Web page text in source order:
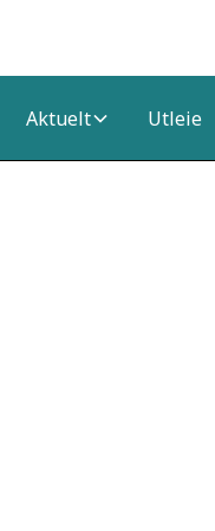
Aktuelt Utleie